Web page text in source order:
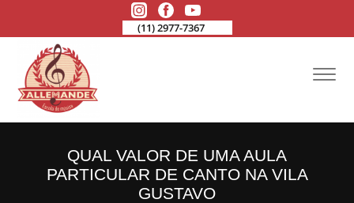
(11) 2977-7367
QUAL VALOR DE UMA AULA
PARTICULAR DE CANTO NA VILA
GUSTAVO